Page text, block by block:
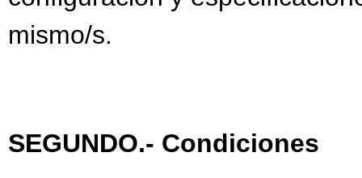
mismo/s.
SEGUNDO.- Condiciones